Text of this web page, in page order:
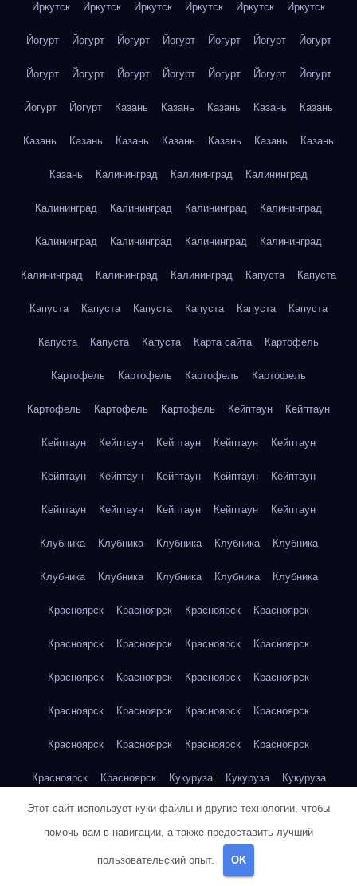
Иркутск Иркутск Иркутск Иркутск Иркутск Иркутск
Йогурт Йогурт Йогурт Йогурт Йогурт Йогурт Йогурт
Йогурт Йогурт Йогурт Йогурт Йогурт Йогурт Йогурт
Йогурт Йогурт Казань Казань Казань Казань Казань
Казань Казань Казань Казань Казань Казань Казань
Казань Калининград Калининград Калининград
Калининград Калининград Калининград Калининград
Калининград Калининград Калининград Калининград
Калининград Калининград Калининград Капуста Капуста
Капуста Капуста Капуста Капуста Капуста Капуста
Капуста Капуста Капуста Карта сайта Картофель
Картофель Картофель Картофель Картофель
Картофель Картофель Картофель Кейптаун Кейптаун
Кейптаун Кейптаун Кейптаун Кейптаун Кейптаун
Кейптаун Кейптаун Кейптаун Кейптаун Кейптаун
Кейптаун Кейптаун Кейптаун Кейптаун Кейптаун
Клубника Клубника Клубника Клубника Клубника
Клубника Клубника Клубника Клубника Клубника
Красноярск Красноярск Красноярск Красноярск
Красноярск Красноярск Красноярск Красноярск
Красноярск Красноярск Красноярск Красноярск
Красноярск Красноярск Красноярск Красноярск
Красноярск Красноярск Красноярск Красноярск
Красноярск Красноярск Кукуруза Кукуруза Кукуруза
Кукуруза Кукуруза Кукуруза Кукуруза Кукуруза
Кукуруза
Куриная грудка
Этот сайт использует куки-файлы и другие технологии, чтобы
помочь вам в навигации, а также предоставить лучший
пользовательский опыт. OK